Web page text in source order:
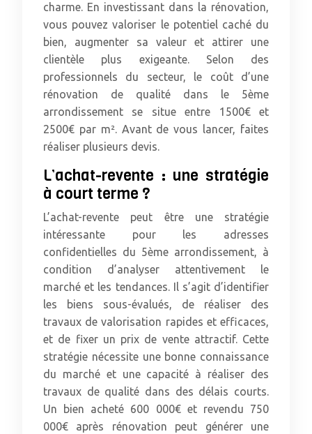
charme. En investissant dans la rénovation,
vous pouvez valoriser le potentiel caché du
bien, augmenter sa valeur et attirer une
clientèle plus exigeante. Selon des
professionnels du secteur, le coût d’une
rénovation de qualité dans le 5ème
arrondissement se situe entre 1500€ et
2500€ par m². Avant de vous lancer, faites
réaliser plusieurs devis.
L’achat-revente : une stratégie
à court terme ?
L’achat-revente peut être une stratégie
intéressante pour les adresses
confidentielles du 5ème arrondissement, à
condition d’analyser attentivement le
marché et les tendances. Il s’agit d’identifier
les biens sous-évalués, de réaliser des
travaux de valorisation rapides et efficaces,
et de fixer un prix de vente attractif. Cette
stratégie nécessite une bonne connaissance
du marché et une capacité à réaliser des
travaux de qualité dans des délais courts.
Un bien acheté 600 000€ et revendu 750
000€ après rénovation peut générer une